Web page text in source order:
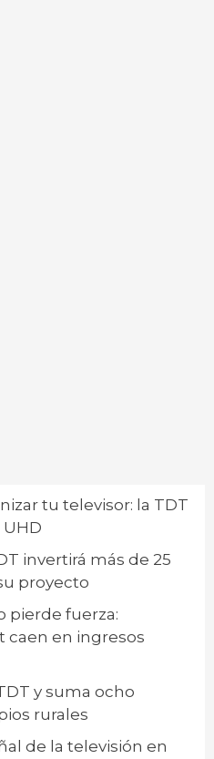
tu televisor: la TDT
invertirá más de 25
proyecto
pierde fuerza:
caen en ingresos
y suma ocho
rurales
de la televisión en